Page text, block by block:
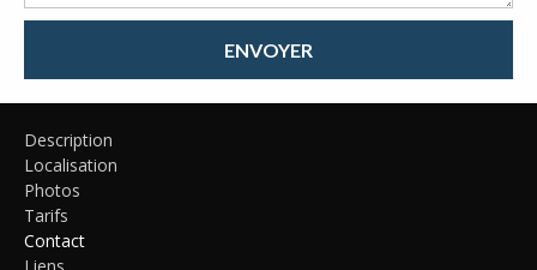
ENVOYER
Description
Localisation
Photos
Tarifs
Contact